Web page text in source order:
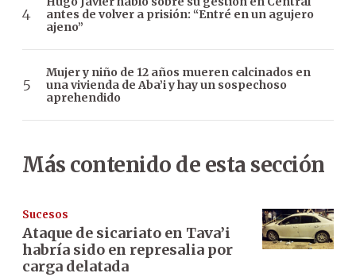
antes de volver a prisión: “Entré en un agujero
ajeno”
Mujer y niño de 12 años mueren calcinados en
una vivienda de Aba’i y hay un sospechoso
aprehendido
Más contenido de esta sección
Sucesos
Ataque de sicariato en Tava’i
habría sido en represalia por
carga delatada